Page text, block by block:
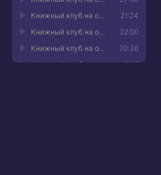
21:24
Книжный клуб на острове смерти 17
22:00
Книжный клуб на острове смерти 18
20:36
Книжный клуб на острове смерти 19
12:15
Книжный клуб на острове смерти 20